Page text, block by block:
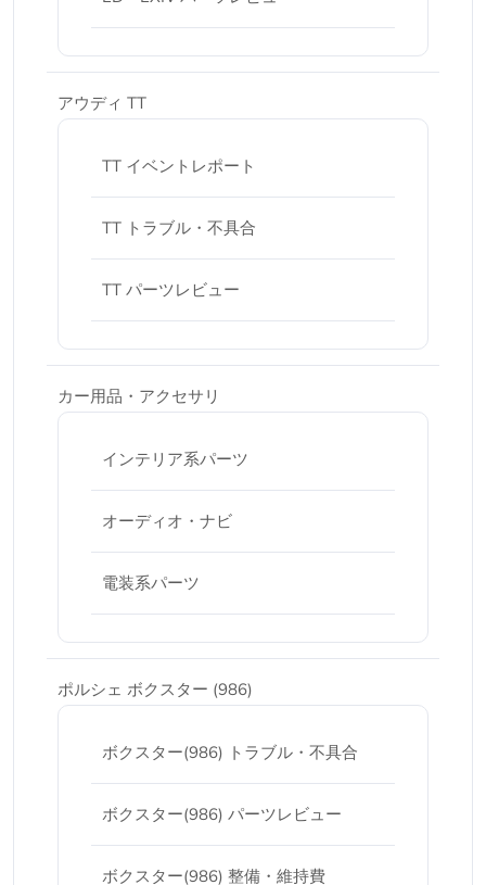
アウディ TT
TT イベントレポート
TT トラブル・不具合
TT パーツレビュー
カー用品・アクセサリ
インテリア系パーツ
オーディオ・ナビ
電装系パーツ
ポルシェ ボクスター (986)
ボクスター(986) トラブル・不具合
ボクスター(986) パーツレビュー
ボクスター(986) 整備・維持費